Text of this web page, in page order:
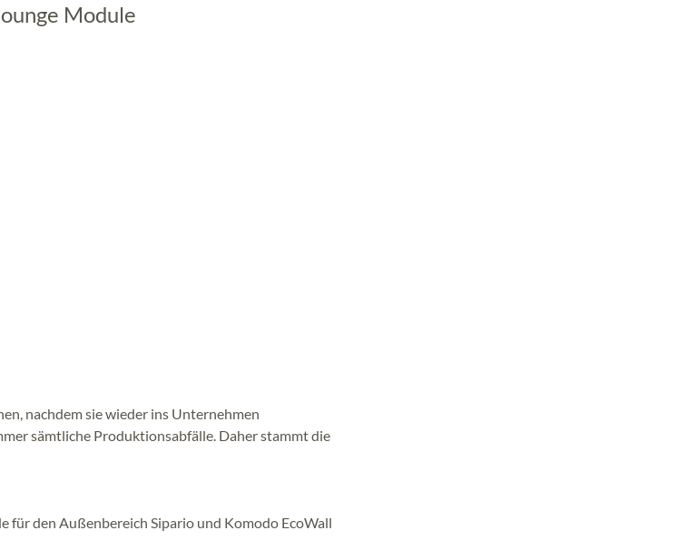
Module
nachdem sie wieder ins Unternehmen
sämtliche Produktionsabfälle. Daher stammt die
für den Außenbereich Sipario und Komodo EcoWall